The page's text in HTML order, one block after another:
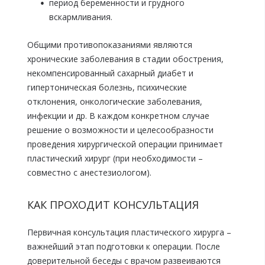
период беременности и грудного
вскармливания.
Общими противопоказаниями являются
хронические заболевания в стадии обострения,
некомпенсированный сахарный диабет и
гипертоническая болезнь, психические
отклонения, онкологические заболевания,
инфекции и др. В каждом конкретном случае
решение о возможности и целесообразности
проведения хирургической операции принимает
пластический хирург (при необходимости –
совместно с анестезиологом).
КАК ПРОХОДИТ КОНСУЛЬТАЦИЯ
Первичная консультация пластического хирурга –
важнейший этап подготовки к операции. После
доверительной беседы с врачом развеиваются